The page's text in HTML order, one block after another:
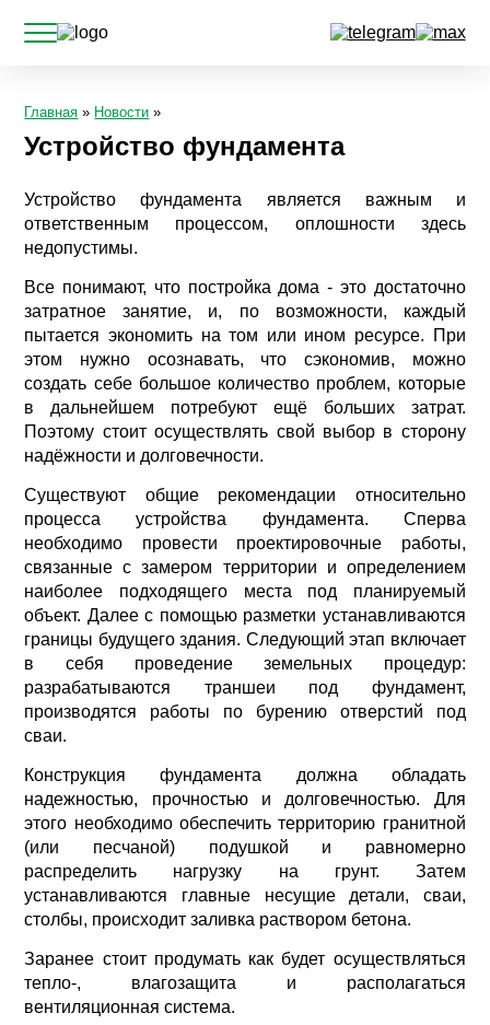
Главная » Новости »
Устройство фундамента
Устройство фундамента является важным и
ответственным процессом, оплошности здесь
недопустимы.
Все понимают, что постройка дома - это достаточно
затратное занятие, и, по возможности, каждый
пытается экономить на том или ином ресурсе. При
этом нужно осознавать, что сэкономив, можно
создать себе большое количество проблем, которые
в дальнейшем потребуют ещё больших затрат.
Поэтому стоит осуществлять свой выбор в сторону
надёжности и долговечности.
Существуют общие рекомендации относительно
процесса устройства фундамента. Сперва
необходимо провести проектировочные работы,
связанные с замером территории и определением
наиболее подходящего места под планируемый
объект. Далее с помощью разметки устанавливаются
границы будущего здания. Следующий этап включает
в себя проведение земельных процедур:
разрабатываются траншеи под фундамент,
производятся работы по бурению отверстий под
сваи.
Конструкция фундамента должна обладать
надежностью, прочностью и долговечностью. Для
этого необходимо обеспечить территорию гранитной
(или песчаной) подушкой и равномерно
распределить нагрузку на грунт. Затем
устанавливаются главные несущие детали, сваи,
столбы, происходит заливка раствором бетона.
Заранее стоит продумать как будет осуществляться
тепло-, влагозащита и располагаться
вентиляционная система.